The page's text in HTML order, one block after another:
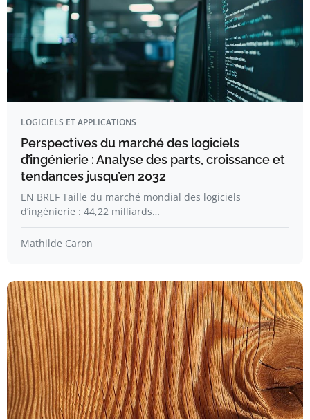
LOGICIELS ET APPLICATIONS
Perspectives du marché des logiciels
d’ingénierie : Analyse des parts, croissance et
tendances jusqu’en 2032
EN BREF Taille du marché mondial des logiciels
d’ingénierie : 44,22 milliards…
Mathilde Caron